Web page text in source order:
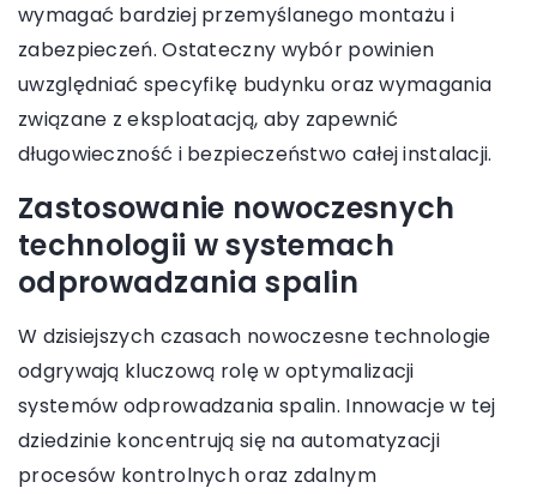
wymagać bardziej przemyślanego montażu i
zabezpieczeń. Ostateczny wybór powinien
uwzględniać specyfikę budynku oraz wymagania
związane z eksploatacją, aby zapewnić
długowieczność i bezpieczeństwo całej instalacji.
Zastosowanie nowoczesnych
technologii w systemach
odprowadzania spalin
W dzisiejszych czasach nowoczesne technologie
odgrywają kluczową rolę w optymalizacji
systemów odprowadzania spalin. Innowacje w tej
dziedzinie koncentrują się na automatyzacji
procesów kontrolnych oraz zdalnym